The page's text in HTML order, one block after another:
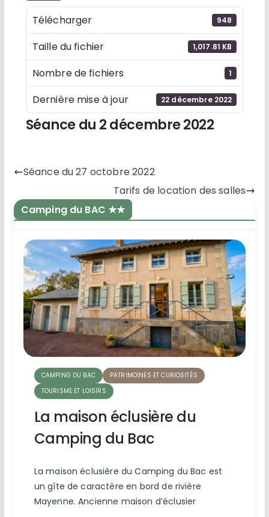
Télécharger 948
Taille du fichier 1,017.81 KB
Nombre de fichiers 1
Dernière mise à jour 22 décembre 2022
Séance du 2 décembre 2022
Séance du 27 octobre 2022
Tarifs de location des salles
Camping du BAC ★★
CAMPING DU BAC
PATRIMOINES ET CURIOSITÉS
TOURISME ET LOISIRS
La maison éclusière du
Camping du Bac
La maison éclusière du Camping du Bac est
un gîte de caractère en bord de rivière
Mayenne. Ancienne maison d’éclusier